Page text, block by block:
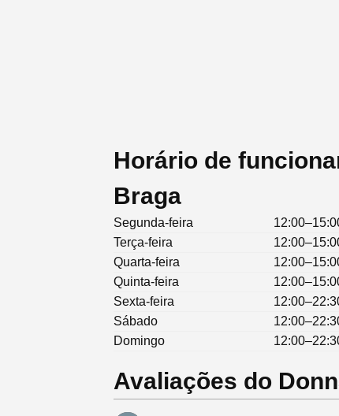
Horário de
Braga
Segunda-feira
Terça-feira
Quarta-feira
Quinta-feira
Sexta-feira
Sábado
Domingo
Avaliações do